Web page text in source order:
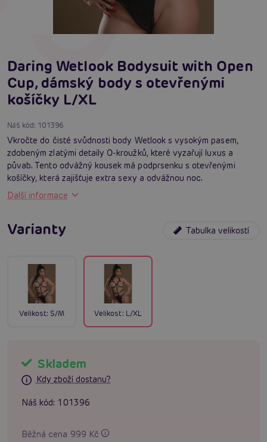
Daring Wetlook Bodysuit with Open
Cup, dámský body s otevřenými
košíčky L/XL
Náš kód: 101396
Vkročte do čisté svůdnosti body Wetlook s vysokým pasem,
zdobeným zlatými detaily O-kroužků, které vyzařují luxus a
půvab. Tento odvážný kousek má podprsenku s otevřenými
košíčky, která zajišťuje extra sexy a odvážnou noc.
Další informace
Varianty Tabulka velikostí
Velikost: S/M Velikost: L/XL
Skladem
Kdy zboží dostanu?
Náš kód: 101396
Běžná cena 999 Kč